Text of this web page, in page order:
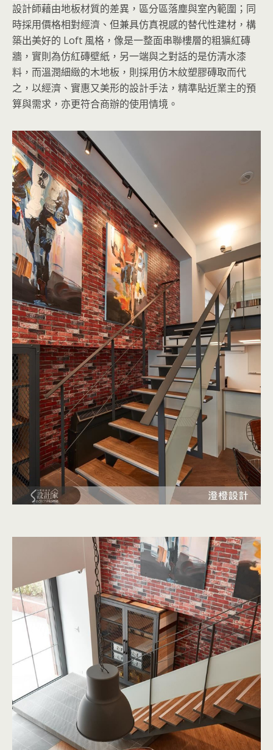
設計師藉由地板材質的差異，區分區落塵與室內範圍；同
時採用價格相對經濟、但兼具仿真視感的替代性建材，構
築出美好的 Loft 風格，像是一整面串聯樓層的粗獷紅磚
牆，實則為仿紅磚壁紙，另一端與之對話的是仿清水漆
料，而溫潤細緻的木地板，則採用仿木紋塑膠磚取而代
之，以經濟、實惠又美形的設計手法，精準貼近業主的預
算與需求，亦更符合商辦的使用情境。